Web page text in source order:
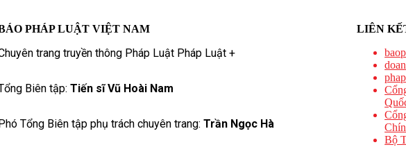
PHÁP LUẬT VIỆT NAM
trang truyền thông Pháp Luật Pháp Luật +
Biên tập: Tiến sĩ Vũ Hoài Nam
Phó Tổng Biên tập phụ trách chuyên trang: Trần Ngọc Hà
LIÊN
Bộ